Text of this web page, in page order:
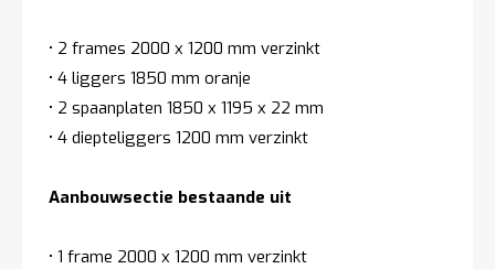
• 2 frames 2000 x 1200 mm verzinkt
• 4 liggers 1850 mm oranje
• 2 spaanplaten 1850 x 1195 x 22 mm
• 4 diepteliggers 1200 mm verzinkt
Aanbouwsectie bestaande uit
• 1 frame 2000 x 1200 mm verzinkt